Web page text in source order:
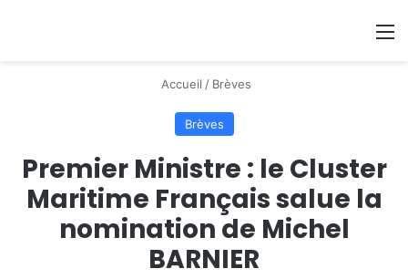
Accueil / Brèves
Brèves
Premier Ministre : le Cluster
Maritime Français salue la
nomination de Michel
BARNIER